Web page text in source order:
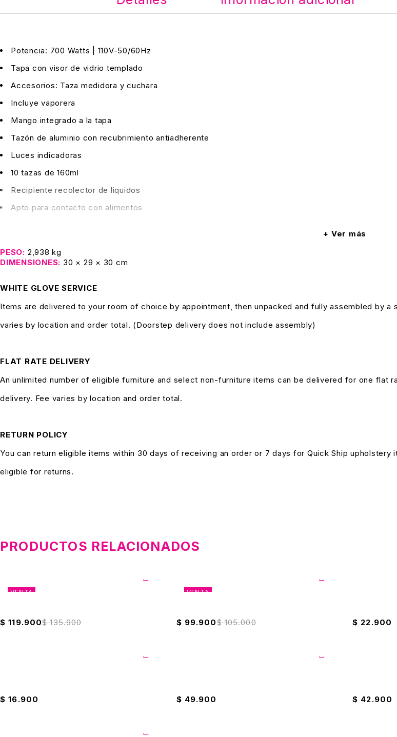
Potencia: 700 Watts | 110V-50/60Hz
Tapa con visor de vidrio templado
Accesorios: Taza medidora y cuchara
Incluye vaporera
Mango integrado a la tapa
Tazón de aluminio con recubrimiento antiadherente
Luces indicadoras
10 tazas de 160ml
Recipiente recolector de liquidos
Apto para contacto con alimentos
Ver más
PESO 2,938 kg
DIMENSIONES 30 × 29 × 30 cm
WHITE GLOVE SERVICE
Items are delivered to your room of choice by appointment, then unpacked and fully assembled by
varies by location and order total. (Doorstep delivery does not include assembly)
FLAT RATE DELIVERY
An unlimited number of eligible furniture and select non-furniture items can be delivered for one flat
delivery. Fee varies by location and order total.
RETURN POLICY
You can return eligible items within 30 days of receiving an order or 7 days for Quick Ship
eligible for returns.
PRODUCTOS RELACIONADOS
VENTA
$135.900
$ 119.900
VENTA
$105.000
$ 99.900
$ 22.900
$ 16.900
$ 49.900
$ 42.900